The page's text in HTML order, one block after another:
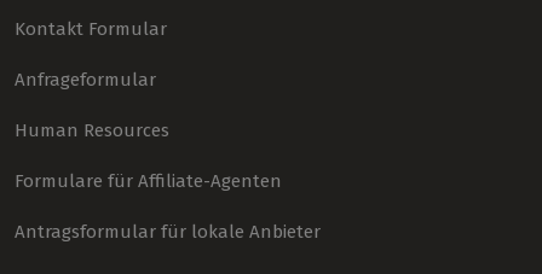
Kontakt Formular
Anfrageformular
Human Resources
Formulare für Affiliate-Agenten
Antragsformular für lokale Anbieter